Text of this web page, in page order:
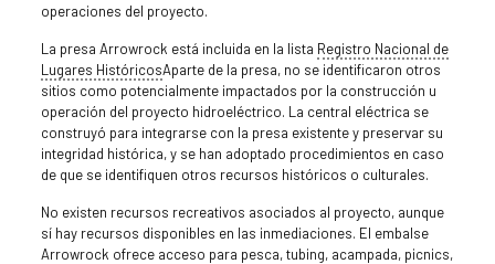
operaciones del proyecto.
La presa Arrowrock está incluida en la lista Registro Nacional de
Lugares HistóricosAparte de la presa, no se identificaron otros
sitios como potencialmente impactados por la construcción u
operación del proyecto hidroeléctrico. La central eléctrica se
construyó para integrarse con la presa existente y preservar su
integridad histórica, y se han adoptado procedimientos en caso
de que se identifiquen otros recursos históricos o culturales.
No existen recursos recreativos asociados al proyecto, aunque
sí hay recursos disponibles en las inmediaciones. El embalse
Arrowrock ofrece acceso para pesca, tubing, acampada, picnics,